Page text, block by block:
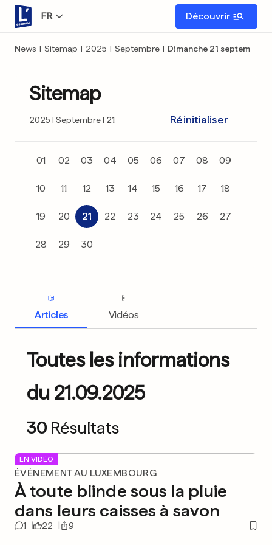
FR Découvrir
News | Sitemap | 2025 | Septembre | Dimanche 21 septembre
Sitemap
2025 Septembre 21 Réinitialiser
01 02 03 04 05 06 07 08 09
10 11 12 13 14 15 16 17 18
19 20 21 22 23 24 25 26 27
28 29 30
Articles Vidéos
Toutes les informations
du 21.09.2025
30 Résultats
EN VIDÉO
ÉVÉNEMENT AU LUXEMBOURG
À toute blinde sous la pluie
dans leurs caisses à savon
1 22 9